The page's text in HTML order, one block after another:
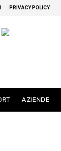
PRIVACY POLICY
AZIENDE